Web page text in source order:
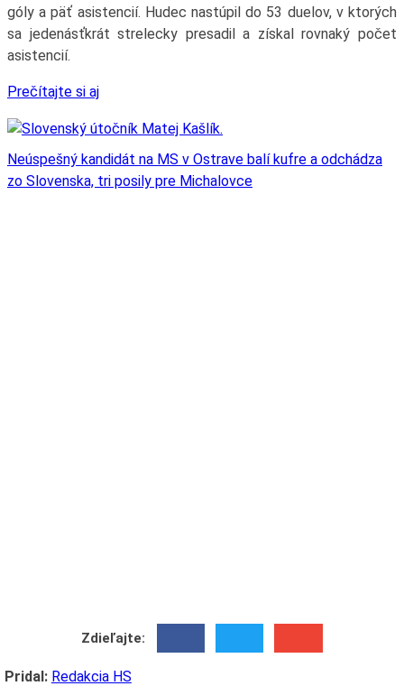
góly a päť asistencií. Hudec nastúpil do 53 duelov, v ktorých
sa jedenásťkrát strelecky presadil a získal rovnaký počet
asistencií.
Prečítajte si aj
Neúspešný kandidát na MS v Ostrave balí kufre a odchádza
zo Slovenska, tri posily pre Michalovce
Zdieľajte:
Pridal: Redakcia HS